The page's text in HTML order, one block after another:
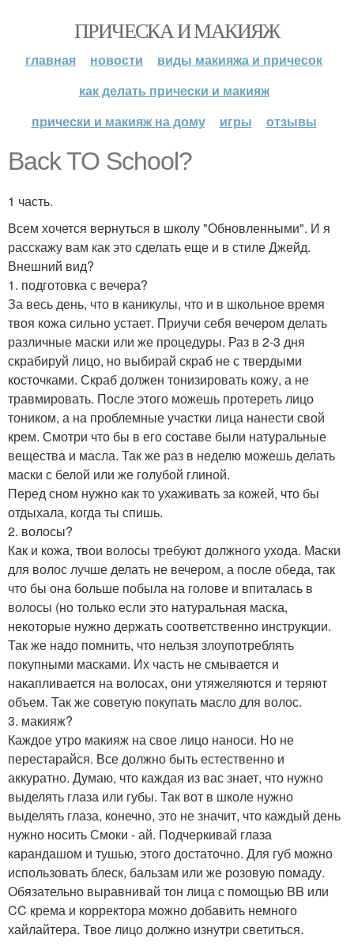
ПРИЧЕСКА И МАКИЯЖ
главная новости
виды макияжа и причесок
как делать прически и макияж
прически и макияж на дому
игры отзывы
Back TO School?
1 часть.
Всем хочется вернуться в школу "Обновленными". И я
расскажу вам как это сделать еще и в стиле Джейд.
Внешний вид?
1. подготовка с вечера?
За весь день, что в каникулы, что и в школьное время
твоя кожа сильно устает. Приучи себя вечером делать
различные маски или же процедуры. Раз в 2-3 дня
скрабируй лицо, но выбирай скраб не с твердыми
косточками. Скраб должен тонизировать кожу, а не
травмировать. После этого можешь протереть лицо
тоником, а на проблемные участки лица нанести свой
крем. Смотри что бы в его составе были натуральные
вещества и масла. Так же раз в неделю можешь делать
маски с белой или же голубой глиной.
Перед сном нужно как то ухаживать за кожей, что бы
отдыхала, когда ты спишь.
2. волосы?
Как и кожа, твои волосы требуют должного ухода. Маски
для волос лучше делать не вечером, а после обеда, так
что бы она больше побыла на голове и впиталась в
волосы (но только если это натуральная маска,
некоторые нужно держать соответственно инструкции.
Так же надо помнить, что нельзя злоупотреблять
покупными масками. Их часть не смывается и
накапливается на волосах, они утяжеляются и теряют
объем. Так же советую покупать масло для волос.
3. макияж?
Каждое утро макияж на свое лицо наноси. Но не
перестарайся. Все должно быть естественно и
аккуратно. Думаю, что каждая из вас знает, что нужно
выделять глаза или губы. Так вот в школе нужно
выделять глаза, конечно, это не значит, что каждый день
нужно носить Смоки - ай. Подчеркивай глаза
карандашом и тушью, этого достаточно. Для губ можно
использовать блеск, бальзам или же розовую помаду.
Обязательно выравнивай тон лица с помощью BB или
CC крема и корректора можно добавить немного
хайлайтера. Твое лицо должно изнутри светиться.